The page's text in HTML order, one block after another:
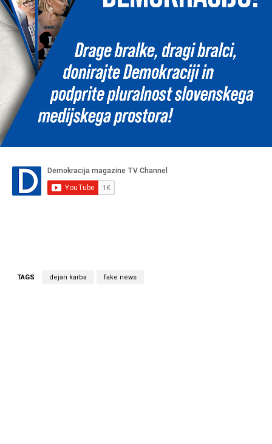
TAGS dejan karba fake news